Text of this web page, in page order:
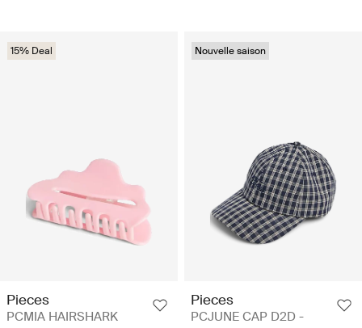
15% Deal
Pieces
PCMIA HAIRSHARK
Nouvelle saison
Pieces
PCJUNE CAP D2D -